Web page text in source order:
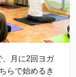
、月に2回ヨガ
らで始めるき